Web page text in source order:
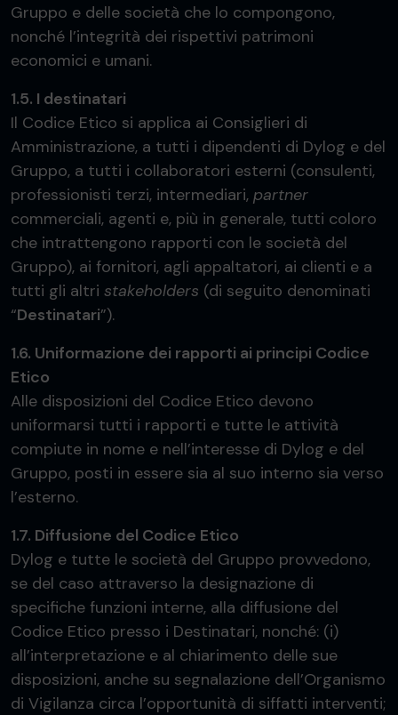
Gruppo e delle società che lo compongono,
nonché l’integrità dei rispettivi patrimoni
economici e umani.
1.5. I destinatari
Il Codice Etico si applica ai Consiglieri di
Amministrazione, a tutti i dipendenti di Dylog e del
Gruppo, a tutti i collaboratori esterni (consulenti,
professionisti terzi, intermediari, partner
commerciali, agenti e, più in generale, tutti coloro
che intrattengono rapporti con le società del
Gruppo), ai fornitori, agli appaltatori, ai clienti e a
tutti gli altri stakeholders (di seguito denominati
“Destinatari”).
1.6. Uniformazione dei rapporti ai principi Codice
Etico
Alle disposizioni del Codice Etico devono
uniformarsi tutti i rapporti e tutte le attività
compiute in nome e nell’interesse di Dylog e del
Gruppo, posti in essere sia al suo interno sia verso
l’esterno.
1.7. Diffusione del Codice Etico
Dylog e tutte le società del Gruppo provvedono,
se del caso attraverso la designazione di
specifiche funzioni interne, alla diffusione del
Codice Etico presso i Destinatari, nonché: (i)
all’interpretazione e al chiarimento delle sue
disposizioni, anche su segnalazione dell’Organismo
di Vigilanza circa l’opportunità di siffatti interventi;